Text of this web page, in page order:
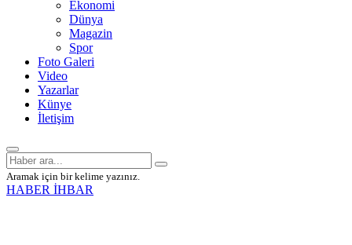
Ekonomi
Dünya
Magazin
Spor
Foto Galeri
Video
Yazarlar
Künye
İletişim
Aramak için bir kelime yazınız.
HABER İHBAR